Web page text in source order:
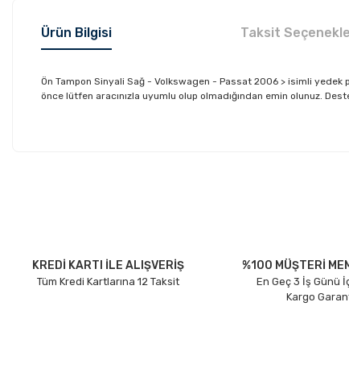
Ürün Bilgisi Taksit
Ön Tampon Sinyali Sağ - Volkswagen - Passat 2006 > isimli
önce lütfen aracınızla uyumlu olup olmadığından emin olunuz.
Ürün bilgilerinde hatalar bulunuyor.
Ürün fiyatı diğer sitelerden daha pahalı.
KREDİ KARTI İLE ALIŞVERİŞ
Tüm Kredi Kartlarına 12 Taksit
%100 MÜŞTERİ
En Geç 3 İş Günü
Kargo